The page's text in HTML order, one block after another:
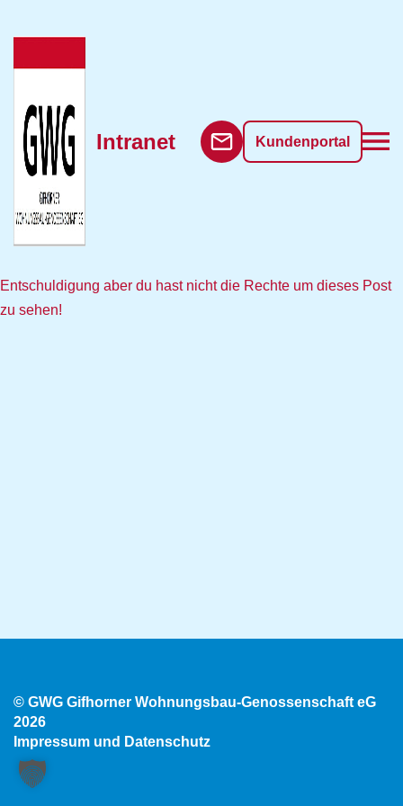
Intranet Kundenportal
Entschuldigung aber du hast nicht die Rechte um dieses Post
zu sehen!
© GWG Gifhorner Wohnungsbau-Genossenschaft eG
2026
Impressum und Datenschutz